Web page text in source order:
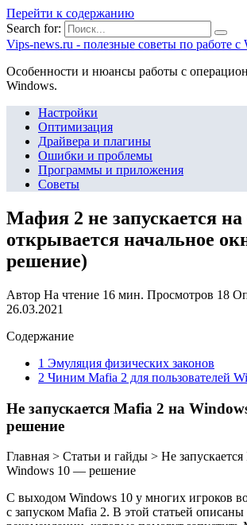
Перейти к содержанию
Search for:
Vips-news.ru - полезные советы по работе с
Особенности и нюансы работы с
Windows.
Настройки
Оптимизация
Драйвера и плагины
Ошибки и проблемы
Программы и приложения
Советы
Мафия 2 не запускается на
открывается начальное
решение)
Автор На чтение 16 мин. Просмотров 18
26.03.2021
Содержание
1 Эмуляция физических законов
2 Чиним Mafia 2 для пользователей
Не запускается Mafia 2 на
решение
Главная > Статьи и гайды > Не
Windows 10 — решение
С выходом Windows 10 у многих игроков
с запуском Mafia 2. В этой статьей